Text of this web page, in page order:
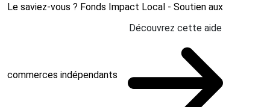
Le saviez-vous ? Fonds Impact Local - Soutien aux
commerces indépendants
Découvrez cette aide